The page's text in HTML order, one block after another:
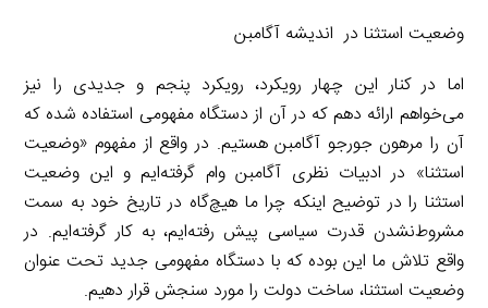
وضعیت استثنا در اندیشه آگامبن
اما در کنار این چهار رویکرد، رویکرد پنجم و جدیدی را نیز
می‌خواهم ارائه دهم که در آن از دستگاه مفهومی استفاده شده که
آن را مرهون جورجو آگامبن هستیم. در واقع از مفهوم «وضعیت
استثنا» در ادبیات نظری آگامبن وام گرفته‌ایم و این وضعیت
استثنا را در توضیح اینکه چرا ما هیچ‌گاه در تاریخ خود به سمت
مشروط‌نشدن قدرت سیاسی پیش رفته‌ایم، به‌ کار گرفته‌ایم. در
واقع تلاش ما این بوده که با دستگاه مفهومی جدید تحت عنوان
وضعیت استثنا، ساخت دولت را مورد سنجش قرار دهیم.